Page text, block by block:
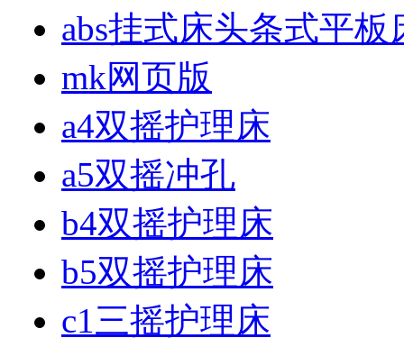
abs挂式床头条式平板
mk网页版
a4双摇护理床
a5双摇冲孔
b4双摇护理床
b5双摇护理床
c1三摇护理床